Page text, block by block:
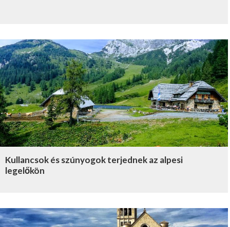
Kullancsok és szúnyogok terjednek az alpesi
legelőkön